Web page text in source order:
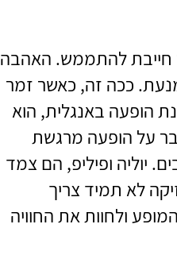
חייבת להתממש. האהבה
נמנעת. ככה זה, כאשר זמר
הופעה באנגלית, הוא
על הופעה מרגשת
יוליה ופיליפ, הם צמד
לא תמיד צריך
ולחוות את החוויה